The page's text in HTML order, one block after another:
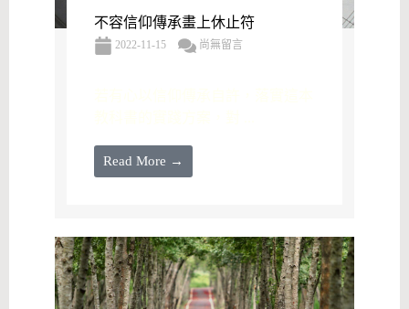
不容信仰傳承畫上休止符
2022-11-15 尚無留言
Read More →